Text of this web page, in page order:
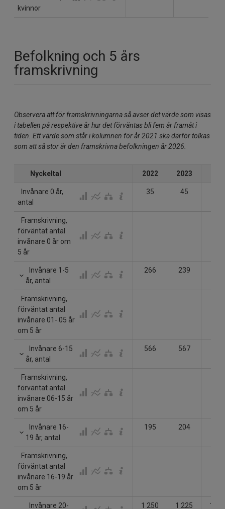
kvinnor
Befolkning och 5 års
framskrivning
Observera att för framskrivningarna så avser det värde som visas
i tabellen på respektive år hur det förväntas bli fem år framåt i
tiden. Ett värde som står i kolumnen för år 2021 ska därför tolkas
som att så stor är den framskrivna befolkningen år 2026.
Nyckeltal 2022 2023
Invånare 0 år,
antal
35 45
Framskrivning,
förväntat antal
invånare 0 år om
5 år
Invånare 1-5
år, antal
266 239
Framskrivning,
förväntat antal
invånare 01- 05 år
om 5 år
Invånare 6-15
år, antal
566 567
Framskrivning,
förväntat antal
invånare 06-15 år
om 5 år
Invånare 16-
19 år, antal
195 204
Framskrivning,
förväntat antal
invånare 16-19 år
om 5 år
Invånare 20-
1 250 1 225 1